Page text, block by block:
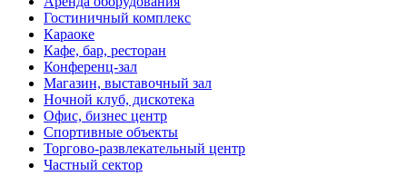
Гостиничный комплекс
Караоке
Кафе, бар, ресторан
Конференц-зал
Магазин, выставочный зал
Ночной клуб, дискотека
Офис, бизнес центр
Спортивные объекты
Торгово-развлекательный центр
Частный сектор